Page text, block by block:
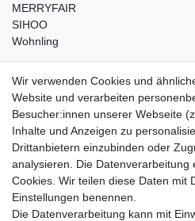
MERRYFAIR
SIHOO
Wohnling
weitere Shops
traumlampen- Lampen und
kinderwagencenter- Exklusive
gastrogeraete24- alles für
soziale Medien
Facebook
sicher einkaufen
Wir verwenden Cookies und
Website und verarbeiten
Besucher:innen unserer Webseite
Inhalte und Anzeigen zu
Drittanbietern einzubinden oder
analysieren. Die Datenverarbeitung
Cookies. Wir teilen diese Daten mit
Einstellungen benennen.
Die Datenverarbeitung kann mit